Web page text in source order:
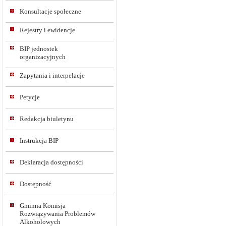
Konsultacje społeczne
Rejestry i ewidencje
BIP jednostek
organizacyjnych
Zapytania i interpelacje
Petycje
Redakcja biuletynu
Instrukcja BIP
Deklaracja dostępności
Dostępność
Gminna Komisja
Rozwiązywania Problemów
Alkoholowych